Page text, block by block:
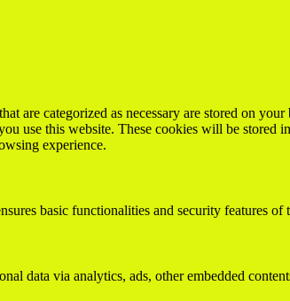
are categorized as necessary are stored on your
use this website. These cookies will be stored
experience.
basic functionalities and security features of
data via analytics, ads, other embedded